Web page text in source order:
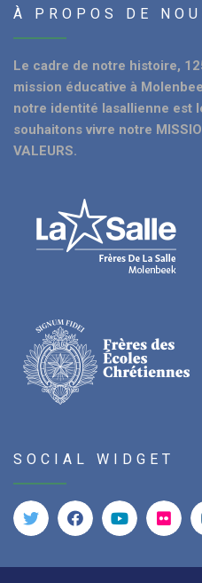
À PROPOS DE
Le cadre de notre histoire,
mission éducative à
notre identité lasallienne est
souhaitons vivre notre
VALEURS.
SOCIAL WIDGET